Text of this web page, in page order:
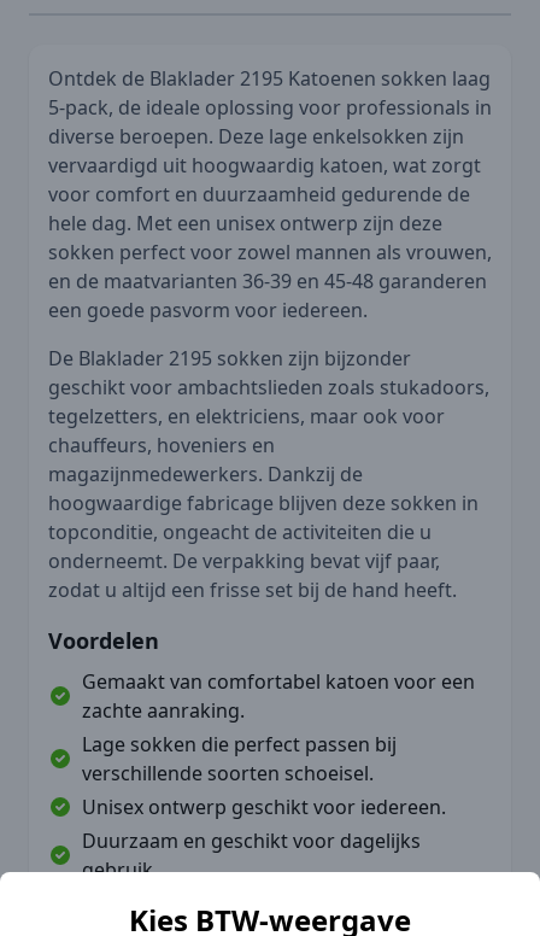
Kies BTW-weergave
Ontdek de Blaklader 2195 Katoenen sokken laag
5-pack, de ideale oplossing voor professionals in
diverse beroepen. Deze lage enkelsokken zijn
vervaardigd uit hoogwaardig katoen, wat zorgt
voor comfort en duurzaamheid gedurende de
hele dag. Met een unisex ontwerp zijn deze
sokken perfect voor zowel mannen als vrouwen,
en de maatvarianten 36-39 en 45-48 garanderen
een goede pasvorm voor iedereen.
De Blaklader 2195 sokken zijn bijzonder
geschikt voor ambachtslieden zoals stukadoors,
tegelzetters, en elektriciens, maar ook voor
chauffeurs, hoveniers en
magazijnmedewerkers. Dankzij de
hoogwaardige fabricage blijven deze sokken in
topconditie, ongeacht de activiteiten die u
onderneemt. De verpakking bevat vijf paar,
zodat u altijd een frisse set bij de hand heeft.
Voordelen
Gemaakt van comfortabel katoen voor een
zachte aanraking.
Lage sokken die perfect passen bij
verschillende soorten schoeisel.
Unisex ontwerp geschikt voor iedereen.
Duurzaam en geschikt voor dagelijks
gebruik.
Ideaal voor professionals in diverse